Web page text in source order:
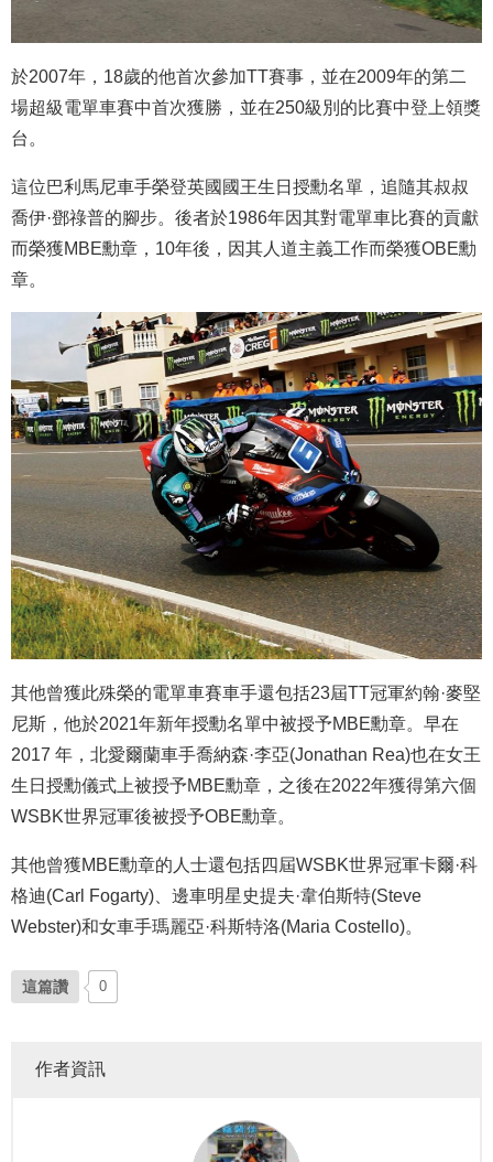
於2007年，18歲的他首次參加TT賽事，並在2009年的第二
場超級電單車賽中首次獲勝，並在250級別的比賽中登上領獎
台。
這位巴利馬尼車手榮登英國國王生日授勳名單，追隨其叔叔
喬伊·鄧祿普的腳步。後者於1986年因其對電單車比賽的貢獻
而榮獲MBE勳章，10年後，因其人道主義工作而榮獲OBE勳
章。
其他曾獲此殊榮的電單車賽車手還包括23屆TT冠軍約翰·麥堅
尼斯，他於2021年新年授勳名單中被授予MBE勳章。早在
2017 年，北愛爾蘭車手喬納森·李亞(Jonathan Rea)也在女王
生日授勳儀式上被授予MBE勳章，之後在2022年獲得第六個
WSBK世界冠軍後被授予OBE勳章。
其他曾獲MBE勳章的人士還包括四屆WSBK世界冠軍卡爾·科
格迪(Carl Fogarty)、邊車明星史提夫·韋伯斯特(Steve
Webster)和女車手瑪麗亞·科斯特洛(Maria Costello)。
這篇讚 0
作者資訊